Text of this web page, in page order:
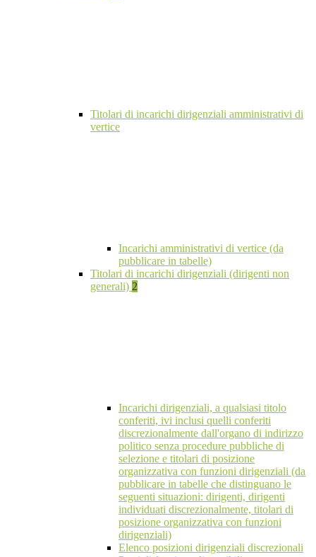
Titolari di incarichi dirigenziali amministrativi di
vertice
Incarichi amministrativi di vertice (da
pubblicare in tabelle)
Titolari di incarichi dirigenziali (dirigenti non
generali) 2
Incarichi dirigenziali, a qualsiasi titolo
conferiti, ivi inclusi quelli conferiti
discrezionalmente dall'organo di indirizzo
politico senza procedure pubbliche di
selezione e titolari di posizione
organizzativa con funzioni dirigenziali (da
pubblicare in tabelle che distinguano le
seguenti situazioni: dirigenti, dirigenti
individuati discrezionalmente, titolari di
posizione organizzativa con funzioni
dirigenziali)
Elenco posizioni dirigenziali discrezionali